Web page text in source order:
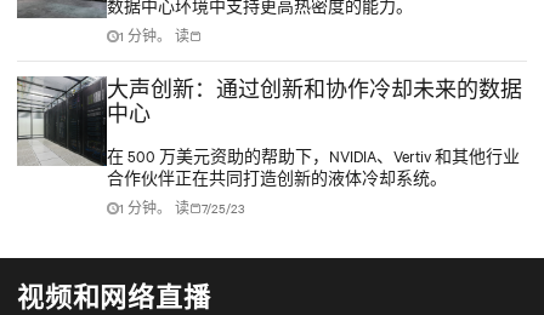
数据中心环境中支持更高热密度的能力。
1 分钟。 读
大声创新：通过创新和协作冷却未来的数据
中心
在 500 万美元资助的帮助下，NVIDIA、Vertiv 和其他行业
合作伙伴正在共同打造创新的液体冷却系统。
1 分钟。 读 7/25/23
视频和网络直播